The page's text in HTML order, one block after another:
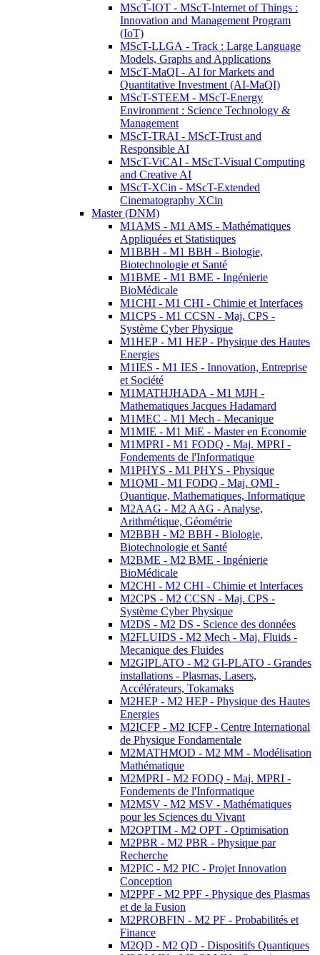
MScT-IOT - MScT-Internet of Things :
Innovation and Management Program
(IoT)
MScT-LLGA - Track : Large Language
Models, Graphs and Applications
MScT-MaQI - AI for Markets and
Quantitative Investment (AI-MaQI)
MScT-STEEM - MScT-Energy
Environment : Science Technology &
Management
MScT-TRAI - MScT-Trust and
Responsible AI
MScT-ViCAI - MScT-Visual Computing
and Creative AI
MScT-XCin - MScT-Extended
Cinematography XCin
Master (DNM)
M1AMS - M1 AMS - Mathématiques
Appliquées et Statistiques
M1BBH - M1 BBH - Biologie,
Biotechnologie et Santé
M1BME - M1 BME - Ingénierie
BioMédicale
M1CHI - M1 CHI - Chimie et Interfaces
M1CPS - M1 CCSN - Maj. CPS -
Système Cyber Physique
M1HEP - M1 HEP - Physique des Hautes
Energies
M1IES - M1 IES - Innovation, Entreprise
et Société
M1MATHJHADA - M1 MJH -
Mathematiques Jacques Hadamard
M1MEC - M1 Mech - Mecanique
M1MIE - M1 MiE - Master en Economie
M1MPRI - M1 FODQ - Maj. MPRI -
Fondements de l'Informatique
M1PHYS - M1 PHYS - Physique
M1QMI - M1 FODQ - Maj. QMI -
Quantique, Mathematiques, Informatique
M2AAG - M2 AAG - Analyse,
Arithmétique, Géométrie
M2BBH - M2 BBH - Biologie,
Biotechnologie et Santé
M2BME - M2 BME - Ingénierie
BioMédicale
M2CHI - M2 CHI - Chimie et Interfaces
M2CPS - M2 CCSN - Maj. CPS -
Système Cyber Physique
M2DS - M2 DS - Science des données
M2FLUIDS - M2 Mech - Maj. Fluids -
Mecanique des Fluides
M2GIPLATO - M2 GI-PLATO - Grandes
installations - Plasmas, Lasers,
Accélérateurs, Tokamaks
M2HEP - M2 HEP - Physique des Hautes
Energies
M2ICFP - M2 ICFP - Centre International
de Physique Fondamentale
M2MATHMOD - M2 MM - Modélisation
Mathématique
M2MPRI - M2 FODQ - Maj. MPRI -
Fondements de l'Informatique
M2MSV - M2 MSV - Mathématiques
pour les Sciences du Vivant
M2OPTIM - M2 OPT - Optimisation
M2PBR - M2 PBR - Physique par
Recherche
M2PIC - M2 PIC - Projet Innovation
Conception
M2PPF - M2 PPF - Physique des Plasmas
et de la Fusion
M2PROBFIN - M2 PF - Probabilités et
Finance
M2QD - M2 QD - Dispositifs Quantiques